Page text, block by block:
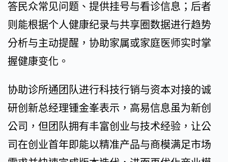
答民众常见问题、提供挂号与看诊信息；后者
则能根据个人健康纪录与共享圈数据进行趋势
分析与主动提醒，协助家属或家庭医师实时掌
握健康变化。
协助诊所通团队进行科技行销与资本对接的诚
研创新总经理锺金峯表示，高易信息虽为新创
公司，但团队拥有丰富创业与技术经验，让公
司在创业首年即能以精准产品与商模满足市场